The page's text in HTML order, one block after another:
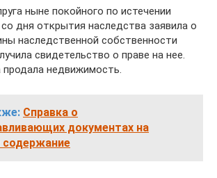
ныне покойного по истечении
дня открытия наследства заявила о
наследственной собственности
свидетельство о праве на нее.
недвижимость.
Справка о
документах на
содержание